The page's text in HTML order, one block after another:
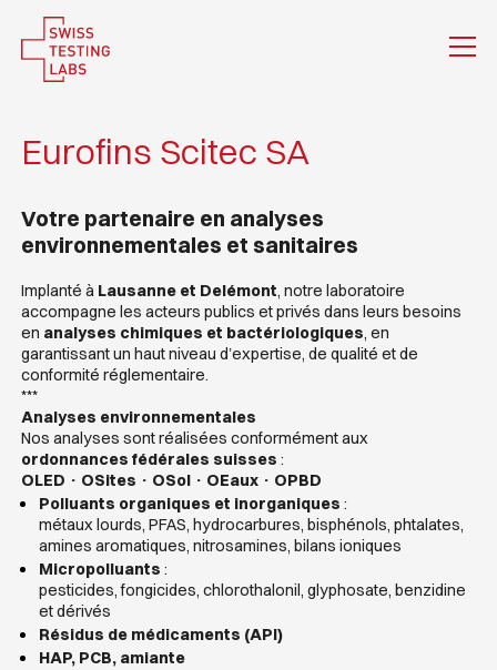
Eurofins Scitec SA
Votre partenaire en analyses
environnementales et sanitaires
Implanté à Lausanne et Delémont, notre laboratoire
accompagne les acteurs publics et privés dans leurs besoins
en analyses chimiques et bactériologiques, en
garantissant un haut niveau d’expertise, de qualité et de
conformité réglementaire.
***
Analyses environnementales
Nos analyses sont réalisées conformément aux
ordonnances fédérales suisses :
OLED · OSites · OSol · OEaux · OPBD
Polluants organiques et inorganiques :
métaux lourds, PFAS, hydrocarbures, bisphénols, phtalates,
amines aromatiques, nitrosamines, bilans ioniques
Micropolluants :
pesticides, fongicides, chlorothalonil, glyphosate, benzidine
et dérivés
Résidus de médicaments (API)
HAP, PCB, amiante